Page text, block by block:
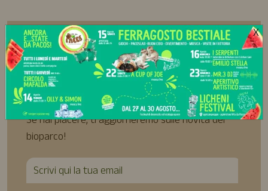
X
Iscriviti alla
Newsletter
Se hai piacere, ti aggiorneremo sulle novità del
bioparco!